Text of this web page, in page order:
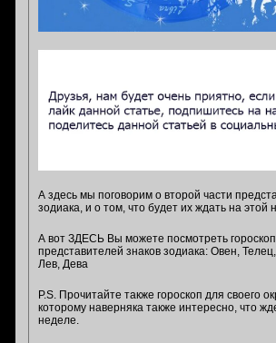
А здесь мы поговорим о второй части
зодиака, и о том, что будет их ждать на этой
А вот ЗДЕСЬ Вы можете посмотреть
представителей знаков зодиака: Овен,
Лев, Дева
P.S. Прочитайте также гороскоп для своего
которому наверняка также интересно, что
неделе.